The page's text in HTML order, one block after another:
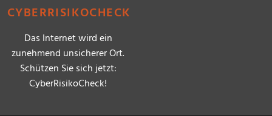
CYBERRISIKOCHECK
Das Internet wird ein
zunehmend unsicherer Ort.
Schützen Sie sich jetzt:
CyberRisikoCheck!